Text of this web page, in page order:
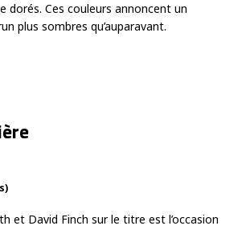
dorés. Ces couleurs annoncent un
plus sombres qu’auparavant.
et David Finch sur le titre est l’occasion